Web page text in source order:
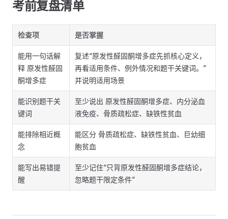
考前复盘清单
检查项 是否掌握
能用一句话解
释 原发性醛固
酮增多症
复述“原发性醛固酮增多症先抓核心定义，
再看适用条件、例外情况和题干关键词。”
并说明适用场景
能识别题干关
键词
至少说出 原发性醛固酮增多症、内分泌血
液免疫、骨质疏松症、缺铁性贫血
能排除相近概
念
能区分 骨质疏松症、缺铁性贫血、巨幼细
胞贫血
能写出易错提
醒
至少记住“只背原发性醛固酮增多症结论，
忽略题干限定条件”